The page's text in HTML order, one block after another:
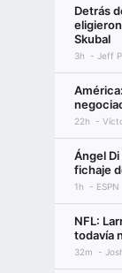
Detrás
Skubal
3h Jeff
22h
Ángel
fichaje
1h ESPN
NFL:
todavía
32m